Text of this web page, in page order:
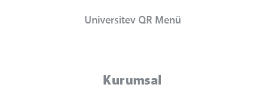
Universitev QR Menü
Kurumsal